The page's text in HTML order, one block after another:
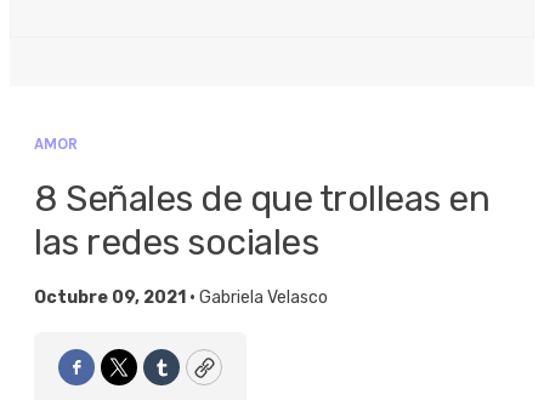
AMOR
8 Señales de que trolleas en
las redes sociales
Octubre 09, 2021 • Gabriela Velasco
Facebook
TwitterTumblrCopy